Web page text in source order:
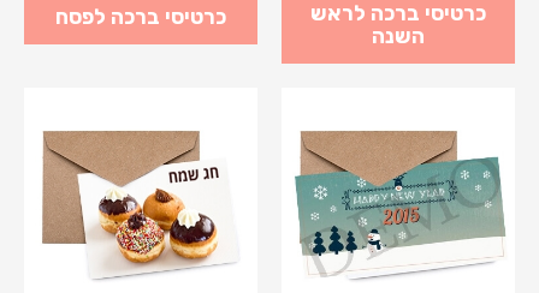
כרטיסי ברכה לראש
השנה
כרטיסי ברכה לפסח